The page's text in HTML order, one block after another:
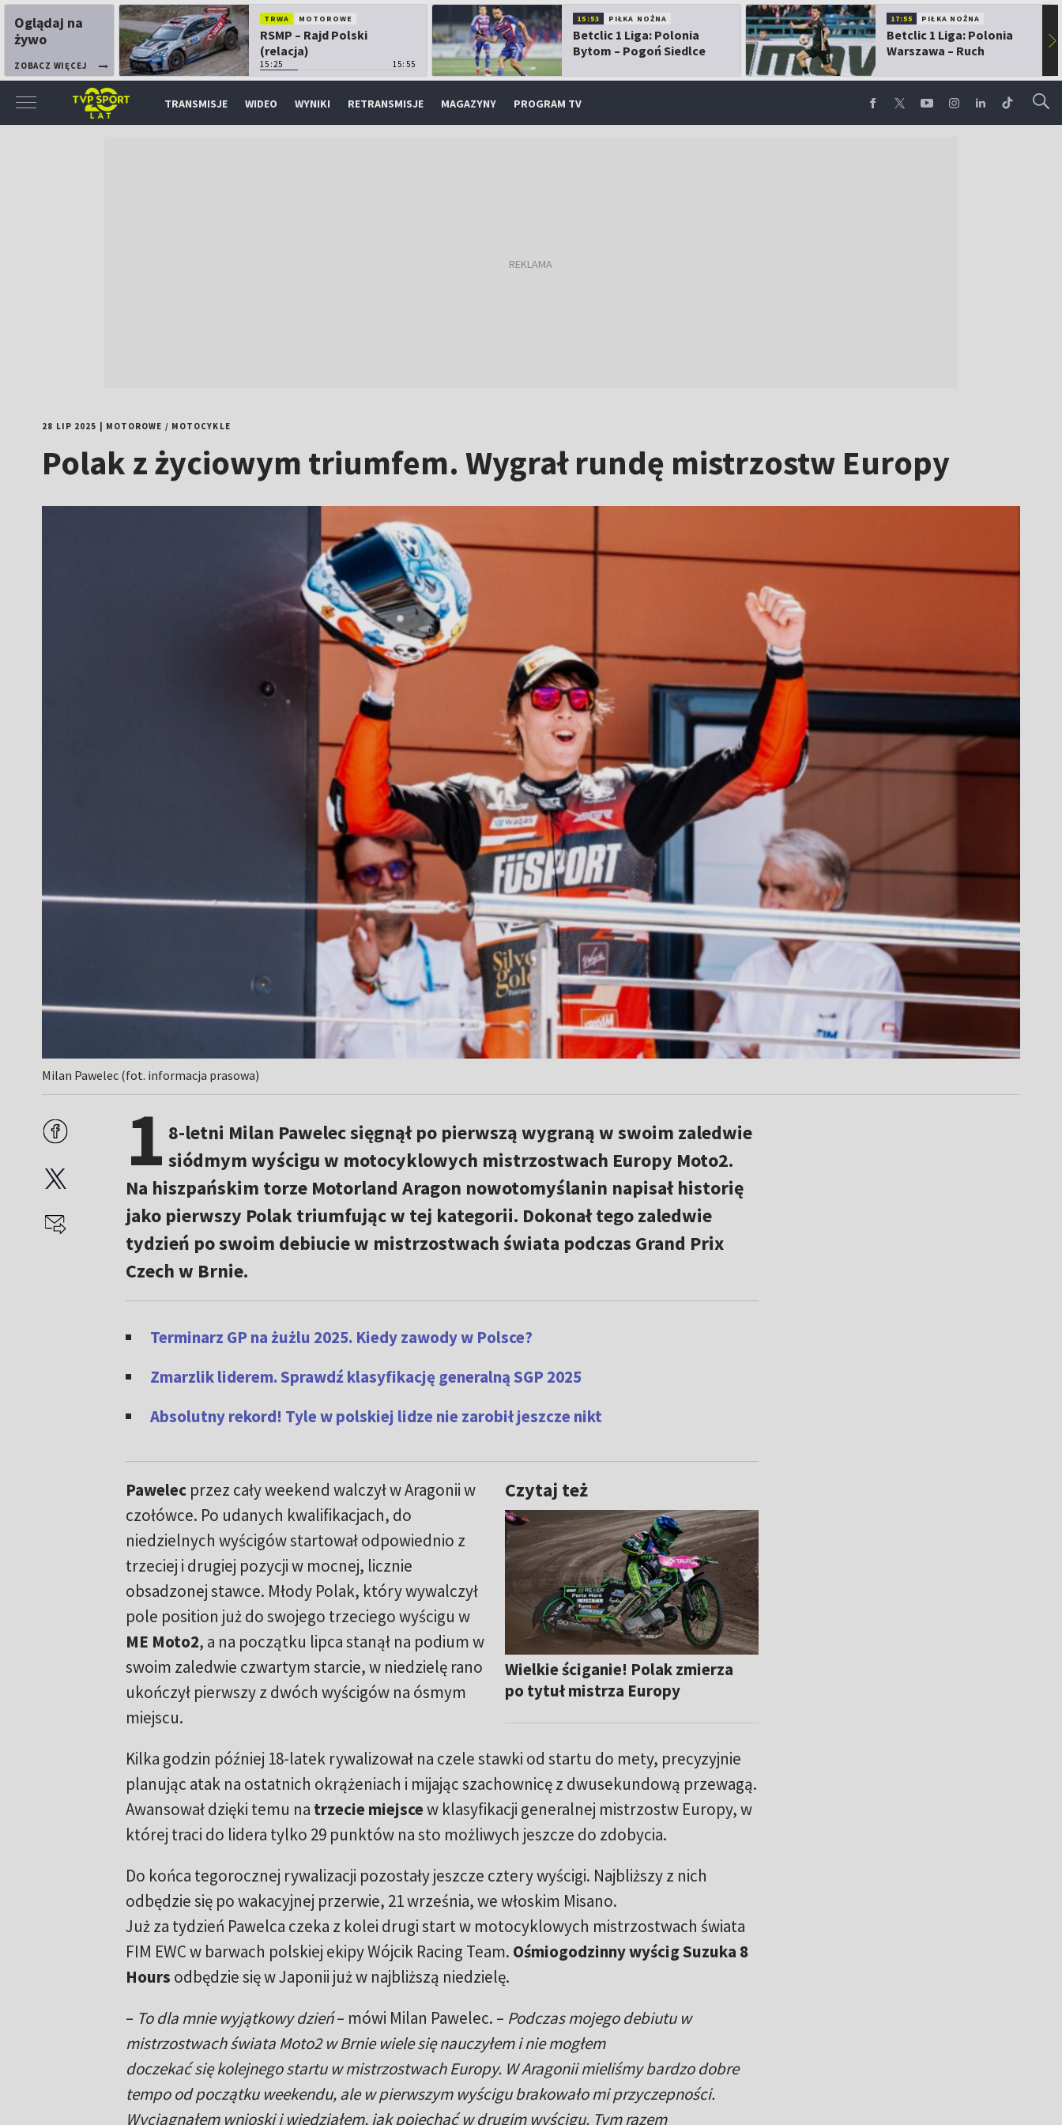
Oglądaj na
żywo
ZOBACZ WIĘCEJ
TRWA MOTOROWE
RSMP – Rajd Polski
(relacja)
15:25 15:55
15:53 PIŁKA NOŻNA
Betclic 1 Liga: Polonia
Bytom – Pogoń Siedlce
17:55 PIŁKA NOŻNA
Betclic 1 Liga: Polonia
Warszawa – Ruch
▶
TRANSMISJE WIDEO WYNIKI RETRANSMISJE MAGAZYNY PROGRAM TV
28 LIP 2025 MOTOROWE / MOTOCYKLE
Polak z życiowym triumfem. Wygrał rundę mistrzostw Europy
Milan Pawelec (fot. informacja prasowa)
1 8-letni Milan Pawelec sięgnął po pierwszą wygraną w swoim zaledwie
siódmym wyścigu w motocyklowych mistrzostwach Europy Moto2.
Na hiszpańskim torze Motorland Aragon nowotomyślanin napisał historię
jako pierwszy Polak triumfując w tej kategorii. Dokonał tego zaledwie
tydzień po swoim debiucie w mistrzostwach świata podczas Grand Prix
Czech w Brnie.
Terminarz GP na żużlu 2025. Kiedy zawody w Polsce?
Zmarzlik liderem. Sprawdź klasyfikację generalną SGP 2025
Absolutny rekord! Tyle w polskiej lidze nie zarobił jeszcze nikt
Czytaj też
Wielkie ściganie! Polak zmierza
po tytuł mistrza Europy
Pawelecprzez cały weekend walczył w Aragonii w
czołówce. Po udanych kwalifikacjach, do
niedzielnych wyścigów startował odpowiednio z
trzeciej i drugiej pozycji w mocnej, licznie
obsadzonej stawce. Młody Polak, który wywalczył
pole position już do swojego trzeciego wyścigu w
ME Moto2, a na początku lipca stanął na podium w
swoim zaledwie czwartym starcie, w niedzielę rano
ukończył pierwszy z dwóch wyścigów na ósmym
miejscu.
Kilka godzin później 18-latek rywalizował na czele stawki od startu do mety, precyzyjnie
planując atak na ostatnich okrążeniach i mijając szachownicę z dwusekundową przewagą.
Awansował dzięki temu na trzecie miejscew klasyfikacji generalnej mistrzostw Europy, w
której traci do lidera tylko 29 punktów na sto możliwych jeszcze do zdobycia.
Do końca tegorocznej rywalizacji pozostały jeszcze cztery wyścigi. Najbliższy z nich
odbędzie się po wakacyjnej przerwie, 21 września, we włoskim Misano.
Już za tydzień Pawelca czeka z kolei drugi start w motocyklowych mistrzostwach świata
FIM EWC w barwach polskiej ekipy Wójcik Racing Team. Ośmiogodzinny wyścig Suzuka 8
Hours odbędzie się w Japonii już w najbliższą niedzielę.
– To dla mnie wyjątkowy dzień– mówi Milan Pawelec. – Podczas mojego debiutu w
mistrzostwach świata Moto2 w Brnie wiele się nauczyłem i nie mogłem
doczekać się kolejnego startu w mistrzostwach Europy. W Aragonii mieliśmy bardzo dobre
tempo od początku weekendu, ale w pierwszym wyścigu brakowało mi przyczepności.
Wyciągnąłem wnioski i wiedziałem, jak pojechać w drugim wyścigu. Tym razem